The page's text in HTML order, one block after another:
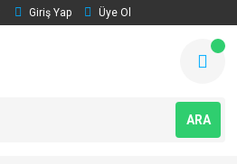
Giriş Yap Üye Ol
ARA